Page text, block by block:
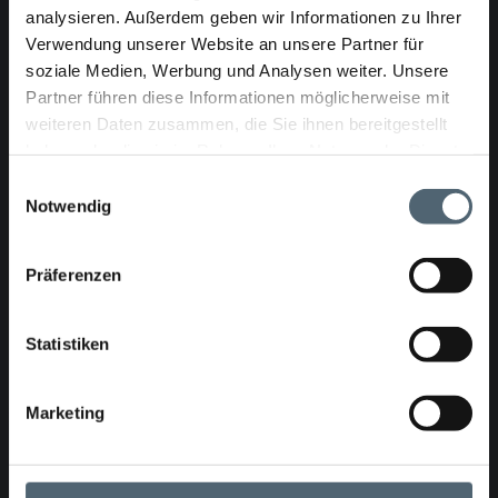
analysieren. Außerdem geben wir Informationen zu Ihrer
Verwendung unserer Website an unsere Partner für
soziale Medien, Werbung und Analysen weiter. Unsere
Partner führen diese Informationen möglicherweise mit
weiteren Daten zusammen, die Sie ihnen bereitgestellt
Notwendig
Präferenzen
Statistiken
Marketing
Technical Data
Dimensions
Driving speed
Weight
50kg